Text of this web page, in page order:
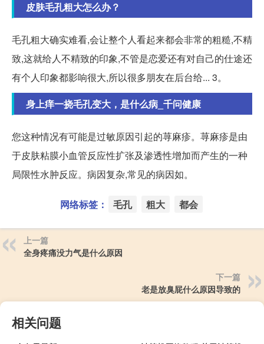
皮肤毛孔粗大怎么办？
毛孔粗大确实难看,会让整个人看起来都会非常的粗糙,不精
致,这就给人不精致的印象,不管是恋爱还有对自己的仕途还
有个人印象都影响很大,所以很多朋友在后台给... 3。
身上痒一挠毛孔变大，是什么病_千问健康
您这种情况有可能是过敏原因引起的荨麻疹。荨麻疹是由
于皮肤粘膜小血管反应性扩张及渗透性增加而产生的一种
局限性水肿反应。病因复杂,常见的病因如。
网络标签： 毛孔 粗大 都会
上一篇
全身疼痛没力气是什么原因
下一篇
老是放臭屁什么原因导致的
相关问题